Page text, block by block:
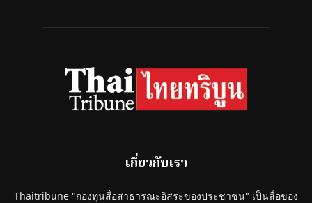
เกี่ยวกับเรา
Thaitribune "กองทุนสื่อสาธารณะอิสระของประชาชน" เป็นสื่อของ